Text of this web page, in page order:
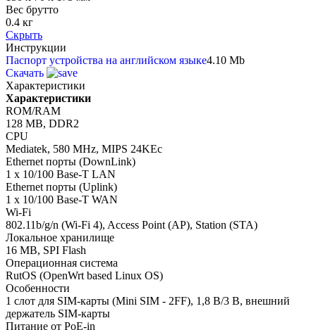
Вес брутто
0.4 кг
Скрыть
Инструкции
Паспорт устройства на английском языке4.10 Mb
Скачать
Характеристики
Характеристики
ROM/RAM
128 MB, DDR2
CPU
Mediatek, 580 MHz, MIPS 24KEc
Ethernet порты (DownLink)
1 x 10/100 Base-T LAN
Ethernet порты (Uplink)
1 x 10/100 Base-T WAN
Wi-Fi
802.11b/g/n (Wi-Fi 4), Access Point (AP), Station (STA)
Локальное хранилище
16 MB, SPI Flash
Операционная система
RutOS (OpenWrt based Linux OS)
Особенности
1 слот для SIM-карты (Mini SIM - 2FF), 1,8 В/3 В, внешний
держатель SIM-карты
Питание от PoE-in